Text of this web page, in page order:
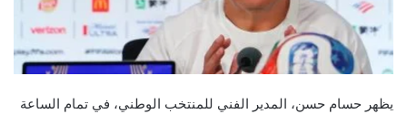
يظهر حسام حسن، المدير الفني للمنتخب الوطني، في تمام الساعة